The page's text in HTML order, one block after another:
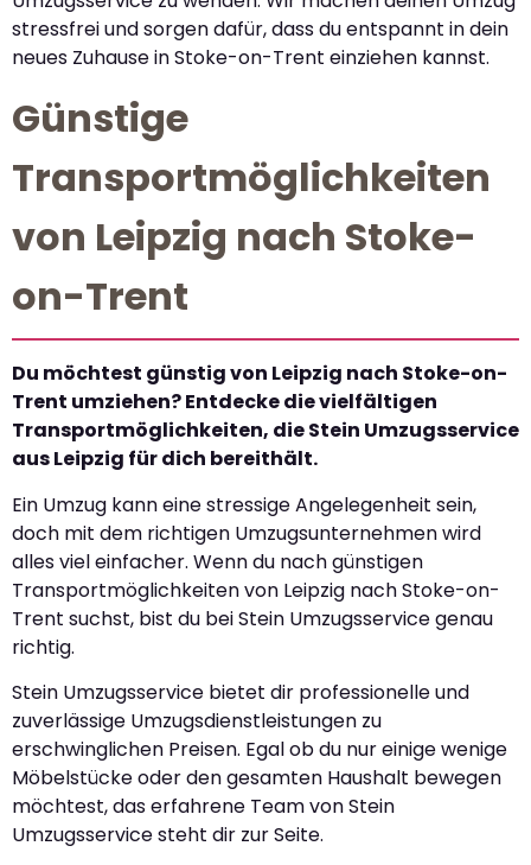
stressfrei und sorgen dafür, dass du entspannt in dein
neues Zuhause in Stoke-on-Trent einziehen kannst.
Günstige
Transportmöglichkeiten
von Leipzig nach Stoke-
on-Trent
Du möchtest günstig von Leipzig nach Stoke-on-
Trent umziehen? Entdecke die vielfältigen
Transportmöglichkeiten, die Stein Umzugsservice
aus Leipzig für dich bereithält.
Ein Umzug kann eine stressige Angelegenheit sein,
doch mit dem richtigen Umzugsunternehmen wird
alles viel einfacher. Wenn du nach günstigen
Transportmöglichkeiten von Leipzig nach Stoke-on-
Trent suchst, bist du bei Stein Umzugsservice genau
richtig.
Stein Umzugsservice bietet dir professionelle und
zuverlässige Umzugsdienstleistungen zu
erschwinglichen Preisen. Egal ob du nur einige wenige
Möbelstücke oder den gesamten Haushalt bewegen
möchtest, das erfahrene Team von Stein
Umzugsservice steht dir zur Seite.